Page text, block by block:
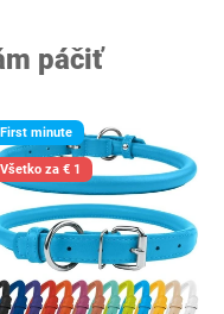
páčiť
First minute
Všetko za € 1